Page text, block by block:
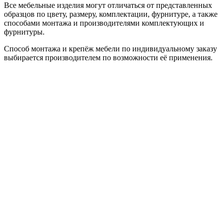
Все мебельные изделия могут отличаться от представленных
образцов по цвету, размеру, комплектации, фурнитуре, а также
способами монтажа и производителями комплектующих и
фурнитуры.
Способ монтажа и крепёж мебели по индивидуальному заказу
выбирается производителем по возможности её применения.